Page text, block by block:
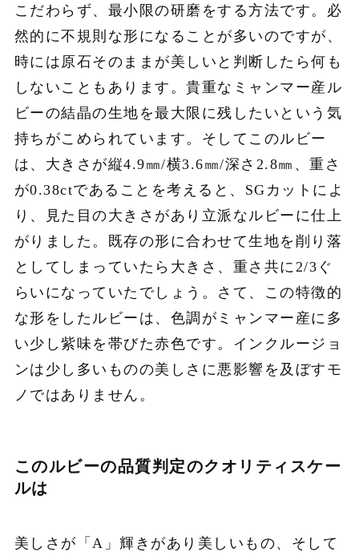
こだわらず、最小限の研磨をする方法です。必
然的に不規則な形になることが多いのですが、
時には原石そのままが美しいと判断したら何も
しないこともあります。貴重なミャンマー産ル
ビーの結晶の生地を最大限に残したいという気
持ちがこめられています。そしてこのルビー
は、大きさが縦4.9㎜/横3.6㎜/深さ2.8㎜、重さ
が0.38ctであることを考えると、SGカットによ
り、見た目の大きさがあり立派なルビーに仕上
がりました。既存の形に合わせて生地を削り落
としてしまっていたら大きさ、重さ共に2/3ぐ
らいになっていたでしょう。さて、この特徴的
な形をしたルビーは、色調がミャンマー産に多
い少し紫味を帯びた赤色です。インクルージョ
ンは少し多いものの美しさに悪影響を及ぼすモ
ノではありません。
このルビーの品質判定のクオリティスケー
ルは
美しさが「A」輝きがあり美しいもの、そして